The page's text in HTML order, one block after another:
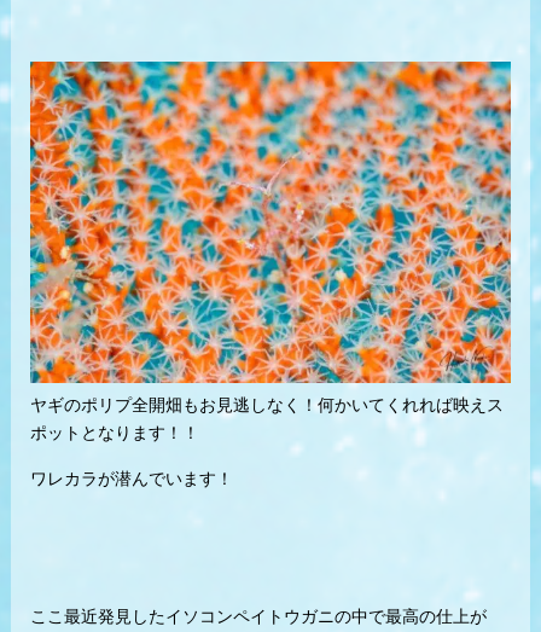
ヤギのポリプ全開畑もお見逃しなく！何かいてくれれば映えス
ポットとなります！！
ワレカラが潜んでいます！
ここ最近発見したイソコンペイトウガニの中で最高の仕上が